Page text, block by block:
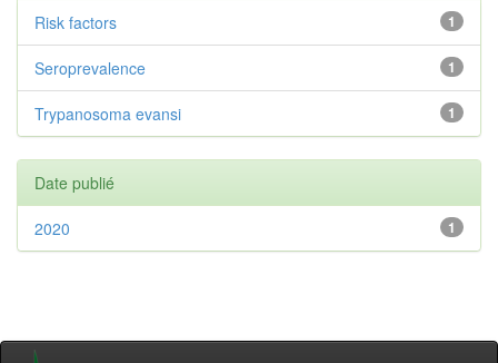
1
Risk factors
1
Seroprevalence
1
Trypanosoma evansi
Date publié
1
2020